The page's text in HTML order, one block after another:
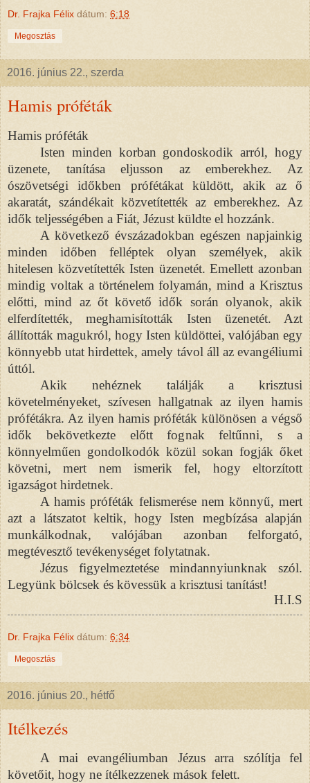
Dr. Frajka Félix dátum: 6:18
Megosztás
2016. június 22., szerda
Hamis próféták
Hamis próféták
Isten minden korban gondoskodik arról, hogy
üzenete, tanítása eljusson az emberekhez. Az
ószövetségi időkben prófétákat küldött, akik az ő
akaratát, szándékait közvetítették az emberekhez. Az
idők teljességében a Fiát, Jézust küldte el hozzánk.
A következő évszázadokban egészen napjainkig
minden időben felléptek olyan személyek, akik
hitelesen közvetítették Isten üzenetét. Emellett azonban
mindig voltak a történelem folyamán, mind a Krisztus
előtti, mind az őt követő idők során olyanok, akik
elferdítették, meghamisították Isten üzenetét. Azt
állították magukról, hogy Isten küldöttei, valójában egy
könnyebb utat hirdettek, amely távol áll az evangéliumi
úttól.
Akik nehéznek találják a krisztusi
követelményeket, szívesen hallgatnak az ilyen hamis
prófétákra. Az ilyen hamis próféták különösen a végső
idők bekövetkezte előtt fognak feltűnni, s a
könnyelműen gondolkodók közül sokan fogják őket
követni, mert nem ismerik fel, hogy eltorzított
igazságot hirdetnek.
A hamis próféták felismerése nem könnyű, mert
azt a látszatot keltik, hogy Isten megbízása alapján
munkálkodnak, valójában azonban felforgató,
megtévesztő tevékenységet folytatnak.
Jézus figyelmeztetése mindannyiunknak szól.
Legyünk bölcsek és kövessük a krisztusi tanítást!
H.I.S
Dr. Frajka Félix dátum: 6:34
Megosztás
2016. június 20., hétfő
Itélkezés
A mai evangéliumban Jézus arra szólítja fel
követőit, hogy ne ítélkezzenek mások felett.